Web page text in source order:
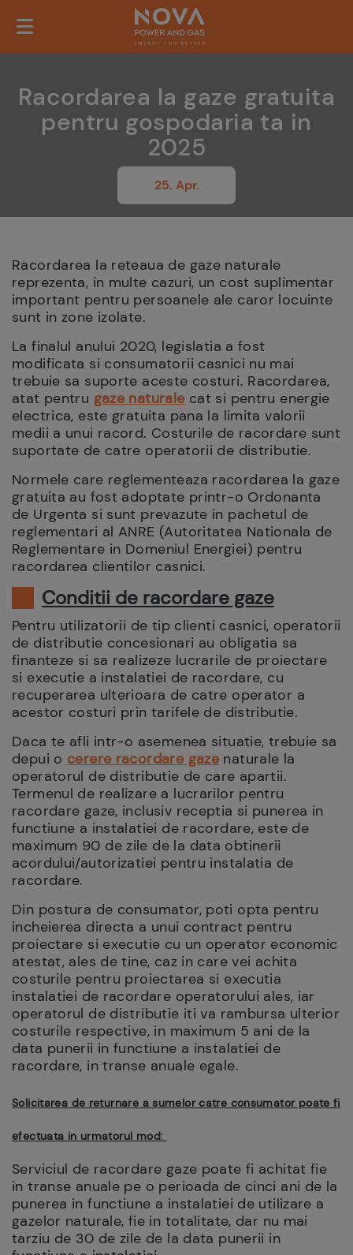
Racordarea la gaze gratuita
pentru gospodaria ta in
2025
25. Apr.
Racordarea la reteaua de gaze naturale
reprezenta, in multe cazuri, un cost suplimentar
important pentru persoanele ale caror locuinte
sunt in zone izolate.
La finalul anului 2020, legislatia a fost
modificata si consumatorii casnici nu mai
trebuie sa suporte aceste costuri. Racordarea,
atat pentru gaze naturale cat si pentru energie
electrica, este gratuita pana la limita valorii
medii a unui racord. Costurile de racordare sunt
suportate de catre operatorii de distributie.
Normele care reglementeaza racordarea la gaze
gratuita au fost adoptate printr-o Ordonanta
de Urgenta si sunt prevazute in pachetul de
reglementari al ANRE (Autoritatea Nationala de
Reglementare in Domeniul Energiei) pentru
racordarea clientilor casnici.
Conditii de racordare gaze
Pentru utilizatorii de tip clienti casnici, operatorii
de distributie concesionari au obligatia sa
finanteze si sa realizeze lucrarile de proiectare
si executie a instalatiei de racordare, cu
recuperarea ulterioara de catre operator a
acestor costuri prin tarifele de distributie.
Daca te afli intr-o asemenea situatie, trebuie sa
depui o cerere racordare gaze naturale la
operatorul de distributie de care apartii.
Termenul de realizare a lucrarilor pentru
racordare gaze, inclusiv receptia si punerea in
functiune a instalatiei de racordare, este de
maximum 90 de zile de la data obtinerii
acordului/autorizatiei pentru instalatia de
racordare.
Din postura de consumator, poti opta pentru
incheierea directa a unui contract pentru
proiectare si executie cu un operator economic
atestat, ales de tine, caz in care vei achita
costurile pentru proiectarea si executia
instalatiei de racordare operatorului ales, iar
operatorul de distributie iti va rambursa ulterior
costurile respective, in maximum 5 ani de la
data punerii in functiune a instalatiei de
racordare, in transe anuale egale.
Solicitarea de returnare a sumelor catre consumator poate fi
efectuata in urmatorul mod:
Serviciul de racordare gaze poate fi achitat fie
in transe anuale pe o perioada de cinci ani de la
punerea in functiune a instalatiei de utilizare a
gazelor naturale, fie in totalitate, dar nu mai
tarziu de 30 de zile de la data punerii in